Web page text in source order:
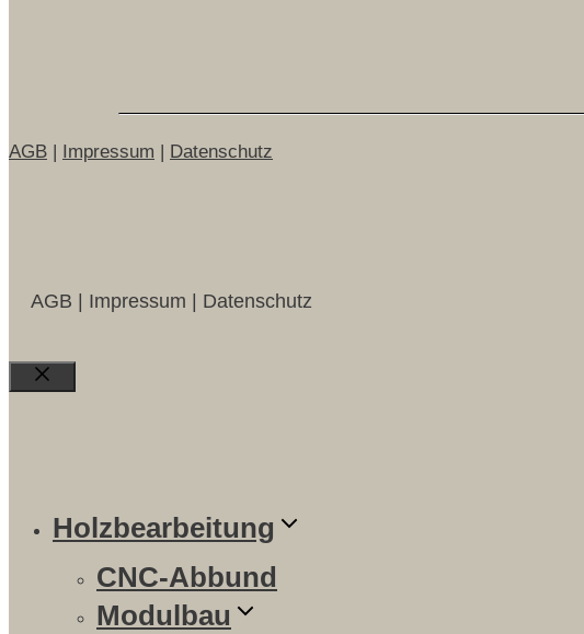
AGB | Impressum | Datenschutz
AGB | Impressum | Datenschutz
Close
Holzbearbeitung
CNC-Abbund
Modulbau